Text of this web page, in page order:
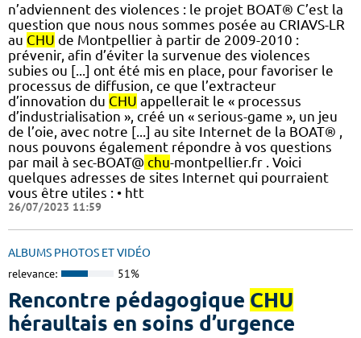
n’adviennent des violences : le projet BOAT® C’est la
question que nous nous sommes posée au CRIAVS-LR
au CHU de Montpellier à partir de 2009-2010 :
prévenir, afin d’éviter la survenue des violences
subies ou [...] ont été mis en place, pour favoriser le
processus de diffusion, ce que l’extracteur
d’innovation du CHU appellerait le « processus
d’industrialisation », créé un « serious-game », un jeu
de l’oie, avec notre [...] au site Internet de la BOAT® ,
nous pouvons également répondre à vos questions
par mail à sec-BOAT@ chu-montpellier.fr . Voici
quelques adresses de sites Internet qui pourraient
vous être utiles : • htt
26/07/2023 11:59
ALBUMS PHOTOS ET VIDÉO
relevance: 51%
Rencontre pédagogique CHU
héraultais en soins d’urgence